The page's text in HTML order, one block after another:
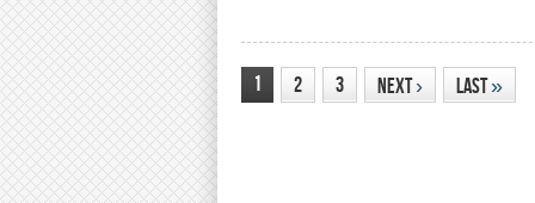
1 2 3 Next› Last»